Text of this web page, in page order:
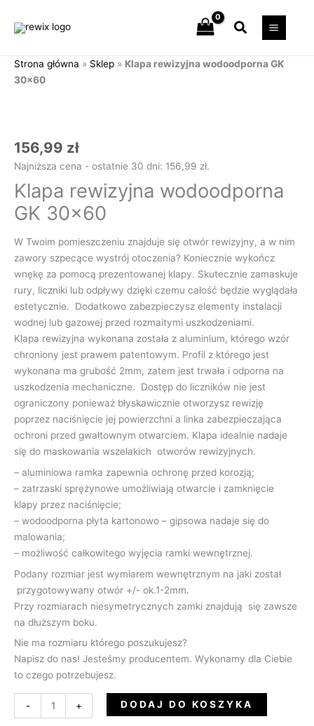
Szukaj
Strona główna » Sklep » Klapa rewizyjna wodoodporna GK
30×60
156,99 zł
Najniższa cena - ostatnie 30 dni: 156,99 zł.
Klapa rewizyjna wodoodporna
GK 30×60
W Twoim pomieszczeniu znajduje się otwór rewizyjny, a w nim
zawory szpecące wystrój otoczenia? Koniecznie wykończ
wnękę za pomocą prezentowanej klapy. Skutecznie zamaskuje
rury, liczniki lub odpływy dzięki czemu całość będzie wyglądała
estetycznie. Dodatkowo zabezpieczysz elementy instalacji
wodnej lub gazowej przed rozmaitymi uszkodzeniami.
Klapa rewizyjna wykonana została z aluminium, którego wzór
chroniony jest prawem patentowym. Profil z którego jest
wykonana ma grubość 2mm, zatem jest trwała i odporna na
uszkodzenia mechaniczne. Dostęp do liczników nie jest
ograniczony ponieważ błyskawicznie otworzysz rewizję
poprzez naciśnięcie jej powierzchni a linka zabezpieczająca
ochroni przed gwałtownym otwarciem. Klapa idealnie nadaje
się do maskowania wszelakich otworów rewizyjnych.
– aluminiowa ramka zapewnia ochronę przed korozją;
– zatrzaski sprężynowe umożliwiają otwarcie i zamknięcie
klapy przez naciśnięcie;
– wodoodporna płyta kartonowo – gipsowa nadaje się do
malowania;
– możliwość całkowitego wyjęcia ramki wewnętrznej.
Podany rozmiar jest wymiarem wewnętrznym na jaki został
przygotowywany otwór +/- ok.1-2mm.
Przy rozmiarach niesymetrycznych zamki znajdują się zawsze
na dłuższym boku.
Nie ma rozmiaru którego poszukujesz?
Napisz do nas! Jesteśmy producentem. Wykonamy dla Ciebie
to czego potrzebujesz.
-
wodoodporna
+ DODAJ DO KOSZYKA